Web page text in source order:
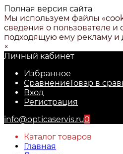
Полная версия сайта
Мы используем файлы
сведения о пользователе и
подходящую ему рекламу и
×
Личный кабинет
Избранное
СравнениеТовар в
Вход
Регистрация
info@opticaservis.ru0
Каталог товаров
Главная